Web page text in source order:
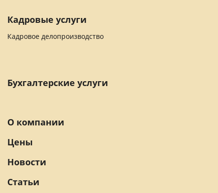
Кадровые услуги
Кадровое делопроизводство
Бухгалтерские услуги
О компании
Цены
Новости
Статьи